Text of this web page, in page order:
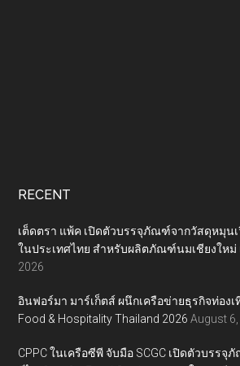
RECENT
เต็ดตรา แพ้ค เปิดตัวบรรจุภัณฑ์จากวัสดุหมุน
ในประเทศไทย สำหรับผลิตภัณฑ์นมเชียงใหม่
2026
อินฟอร์มา มาร์เก็ตส์ ผนึกเครือข่ายธุรกิจท่อง
Food & Hospitality Thailand 2026 August
CPPC ในเครือซีพี จับมือ SCGC เปิดตัวบรร